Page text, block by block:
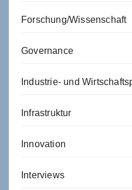
Forschung/Wissenschaft
Governance
Industrie- und
Infrastruktur
Innovation
Interviews